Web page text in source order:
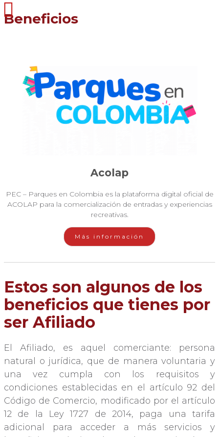
Beneficios
Acolap
PEC – Parques en Colombia es la plataforma digital oficial de
ACOLAP para la comercialización de entradas y experiencias
recreativas.
Más información
Estos son algunos de los
beneficios que tienes por
ser Afiliado
El Afiliado, es aquel comerciante: persona
natural o jurídica, que de manera voluntaria y
una vez cumpla con los requisitos y
condiciones establecidas en el artículo 92 del
Código de Comercio, modificado por el artículo
12 de la Ley 1727 de 2014, paga una tarifa
adicional para acceder a más servicios y